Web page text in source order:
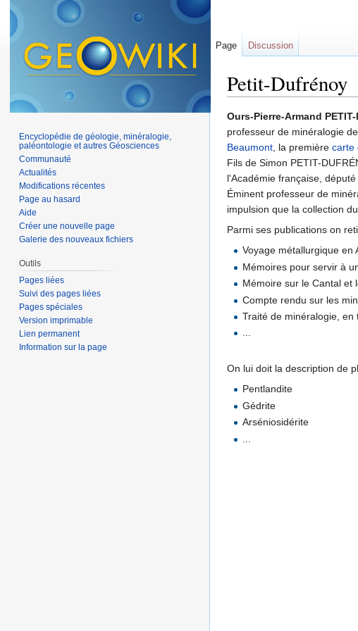
Petit-Dufrénoy
Ours-Pierre-Armand PETIT-
professeur de minéralogie de
Beaumont, la première carte
Fils de Simon PETIT-
l'Académie française,
Éminent professeur de
impulsion que la collection du
Parmi ses publications on
Voyage métallurgique en
Mémoires pour servir à
Mémoire sur le Cantal et
Compte rendu sur les
Traité de minéralogie, en
...
On lui doit la description de
Pentlandite
Gédrite
Arséniosidérite
Page Discussion
Encyclopédie de géologie, minéralogie,
paléontologie et autres Géosciences
Communauté
Actualités
Modifications récentes
Page au hasard
Aide
Créer une nouvelle page
Galerie des nouveaux fichiers
Outils
Pages liées
Suivi des pages liées
Pages spéciales
Version imprimable
Lien permanent
Information sur la page